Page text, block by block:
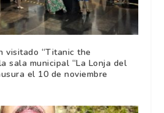
visitado “Titanic the
sala municipal “La Lonja del
el 10 de noviembre